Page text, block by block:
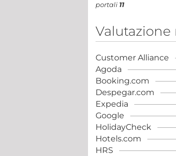
portali 11
Valutazione
Customer Alliance
Agoda
Booking.com
Despegar.com
Expedia
Google
HolidayCheck
Hotels.com
HRS